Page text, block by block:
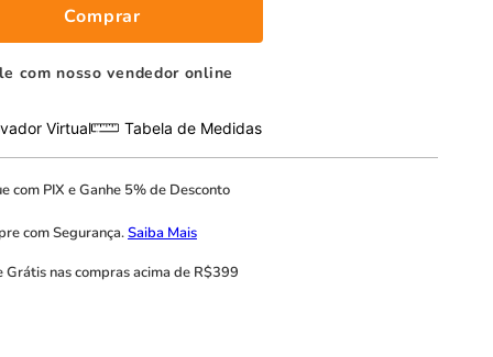
Comprar
com nosso vendedor online
Virtual Tabela de Medidas
com PIX eGanhe 5% de Desconto
comSegurança.Saiba Mais
Grátis nas compras acima de R$399